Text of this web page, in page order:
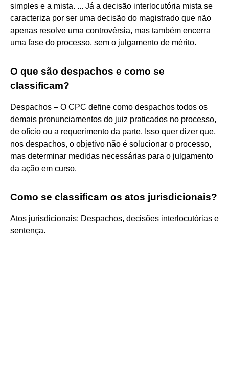
simples e a mista. ... Já a decisão interlocutória mista se
caracteriza por ser uma decisão do magistrado que não
apenas resolve uma controvérsia, mas também encerra
uma fase do processo, sem o julgamento de mérito.
O que são despachos e como se
classificam?
Despachos – O CPC define como despachos todos os
demais pronunciamentos do juiz praticados no processo,
de ofício ou a requerimento da parte. Isso quer dizer que,
nos despachos, o objetivo não é solucionar o processo,
mas determinar medidas necessárias para o julgamento
da ação em curso.
Como se classificam os atos jurisdicionais?
Atos jurisdicionais: Despachos, decisões interlocutórias e
sentença.